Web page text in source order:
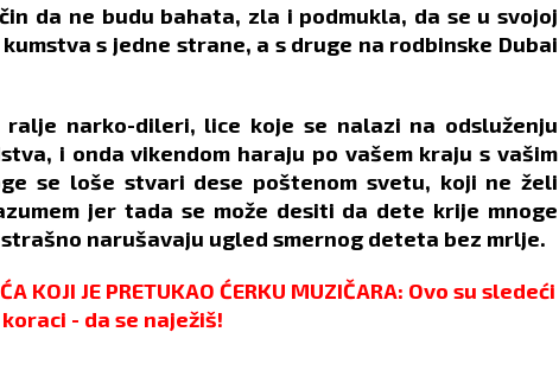
da ne budu bahata, zla i podmukla, da se u svojoj
s jedne strane, a s druge na rodbinske Dubai
ralje narko-dileri, lice koje se nalazi na odsluženju
i onda vikendom haraju po vašem kraju s vašim
se loše stvari dese poštenom svetu, koji ne želi
jer tada se može desiti da dete krije mnoge
narušavaju ugled smernog deteta bez mrlje.
KOJI JE PRETUKAO ĆERKU MUZIČARA: Ovo su sledeći
koraci - da se naježiš!